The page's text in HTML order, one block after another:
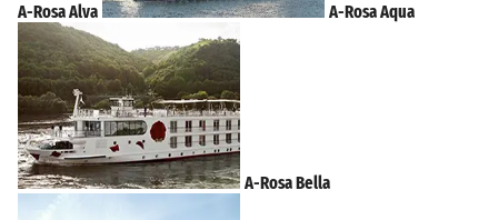
A-Rosa Alva A-Rosa Aqua
A-Rosa Bella